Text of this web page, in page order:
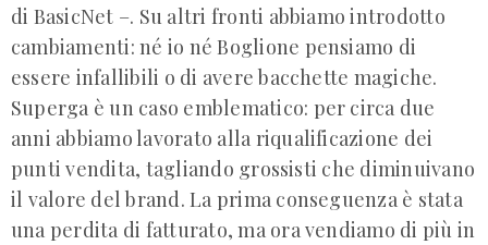
di BasicNet –. Su altri fronti abbiamo introdotto
cambiamenti: né io né Boglione pensiamo di
essere infallibili o di avere bacchette magiche.
Superga è un caso emblematico: per circa due
anni abbiamo lavorato alla riqualificazione dei
punti vendita, tagliando grossisti che diminuivano
il valore del brand. La prima conseguenza è stata
una perdita di fatturato, ma ora vendiamo di più in